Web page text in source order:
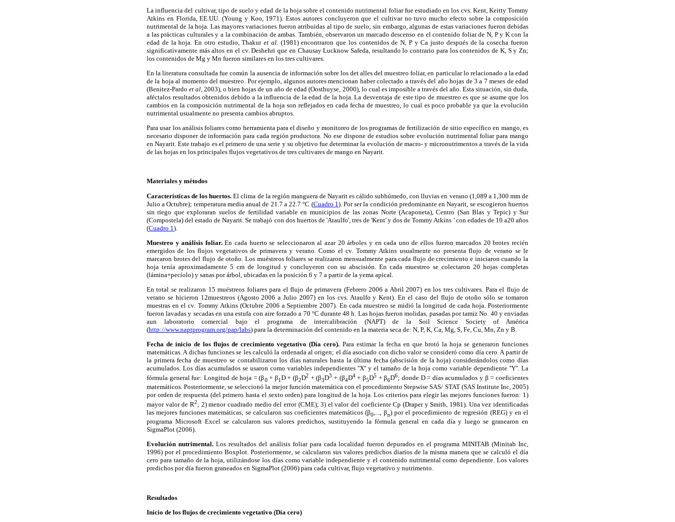
La influencia del cultivar, tipo de suelo y edad de la hoja sobre el contenido nutrimental foliar fue estudiado en los cvs. Kent, Keitty Tommy
Atkins en Florida, EE.UU. (Young y Koo, 1971). Estos autores concluyeron que el cultivar no tuvo mucho efecto sobre la composición
nutrimental de la hoja. Las mayores variaciones fueron atribuidas al tipo de suelo; sin embargo, algunas de estas variaciones fueron debidas
a las prácticas culturales y a la combinación de ambas. También, observaron un marcado descenso en el contenido foliar de N, P y K con la
edad de la hoja. En otro estudio, Thakuret al. (1981) encontraron que los contenidos de N, P y Ca justo después de la cosecha fueron
significativamente más altos en el cv. Deshehri que en Chausay Lucknow Safeda, resultando lo contrario para los contenidos de K, S y Zn;
los contenidos de Mg y Mn fueron similares en los tres cultivares.
En la literatura consultada fue común la ausencia de información sobre los det alles del muestreo foliar, en particular lo relacionado a la edad
de la hoja al momento del muestreo. Por ejemplo, algunos autores mencionan haber colectado a través del año hojas de 3 a 7 meses de edad
(Benitez-Pardoet al, 2003), o bien hojas de un año de edad (Oosthuyse, 2000), lo cual es imposible a través del año. Esta situación, sin duda,
aféctalos resultados obtenidos debido a la influencia de la edad de la hoja. La desventaja de este tipo de muestreo es que se asume que los
cambios en la composición nutrimental de la hoja son reflejados en cada fecha de muestreo, lo cual es poco probable ya que la evolución
nutrimental usualmente no presenta cambios abruptos.
Para usar los análisis foliares como herramienta para el diseño y monitoreo de los programas de fertilización de sitio específico en mango, es
necesario disponer de información para cada región productora. No ese dispone de estudios sobre evolución nutrimental foliar para mango
en Nayarit. Este trabajo es el primero de una serie y su objetivo fue determinar la evolución de macro- y micronutrimentos a través de la vida
de las hojas en los principales flujos vegetativos de tres cultivares de mango en Nayarit.
Materiales y métodos
Características de los huertos. El clima de la región manguera de Nayarit es cálido subhúmedo, con lluvias en verano (1,089 a 1,300 mm de
Julio a Octubre); temperatura media anual de 21.7 a 22.7 °C (Cuadro 1 ). Por ser la condición predominante en Nayarit, se escogieron huertos
sin riego que exploraran suelos de fertilidad variable en municipios de las zonas Norte (Acaponeta), Centro (San Blas y Tepic) y Sur
(Compostela) del estado de Nayarit. Se trabajó con dos huertos de 'Ataulfo', tres de 'Kent' y dos de Tommy Atkins ' con edades de 10 a20 años
(Cuadro 1 ).
Muestreo y análisis foliar.En cada huerto se seleccionaron al azar 20 árboles y en cada uno de ellos fueron marcados 20 brotes recién
emergidos de los flujos vegetativos de primavera y verano. Como el cv. Tommy Atkins usualmente no presenta flujo de verano se le
marcaron brotes del flujo de otoño. Los muéstreos foliares se realizaron mensualmente para cada flujo de crecimiento e iniciaron cuando la
hoja tenía aproximadamente 5 cm de longitud y concluyeron con su abscisión. En cada muestreo se colectaron 20 hojas completas
(lámina+pecíolo) y sanas por árbol, ubicadas en la posición 6 y 7 a partir de la yema apical.
En total se realizaron 15 muéstreos foliares para el flujo de primavera (Febrero 2006 a Abril 2007) en los tres cultivares. Para el flujo de
verano se hicieron 12muestreos (Agosto 2006 a Julio 2007) en los cvs. Ataulfo y Kent). En el caso del flujo de otoño sólo se tomaron
muestras en el cv. Tommy Atkins (Octubre 2006 a Septiembre 2007). En cada muestreo se midió la longitud de cada hoja. Posteriormente
fueron lavadas y secadas en una estufa con aire forzado a 70 °C durante 48 h. Las hojas fueron molidas, pasadas por tamiz No. 40 y enviadas
aun laboratorio comercial bajo el programa de intercalibración (NAPT) de la Soil Science Society of América
(http://www.naptprogram.org/pap/labs) para la determinación del contenido en la materia seca de: N, P, K, Ca, Mg, S, Fe, Cu, Mn, Zn y B.
Fecha de inicio de los flujos de crecimiento vegetativo (Día cero). Para estimar la fecha en que brotó la hoja se generaron funciones
matemáticas. A dichas funciones se les calculó la ordenada al origen; el día asociado con dicho valor se consideró como día cero. A partir de
la primera fecha de muestreo se contabilizaron los días naturales hasta la última fecha (abscisión de la hoja) considerándolos como días
acumulados. Los días acumulados se usaron como variables independientes ''X'' y el tamaño de la hoja como variable dependiente ''Y''. La
fórmula general fue: Longitud de hoja = (β0 + β1D + (β2D2 + (β3D3 + (β4D4+ β5D5 + β6D6; donde D = días acumulados y β = coeficientes
matemáticos. Posteriormente, se seleccionó la mejor función matemática con el procedimiento Stepwise SAS/ STAT (SAS Institute Inc, 2005)
por orden de respuesta (del primero hasta el sexto orden) para longitud de la hoja. Los criterios para elegir las mejores funciones fueron: 1)
mayor valor de R2; 2) menor cuadrado medio del error (CME); 3) el valor del coeficiente Cp (Draper y Smith, 1981). Una vez identificadas
las mejores funciones matemáticas, se calcularon sus coeficientes matemáticos (β0,..., βn) por el procedimiento de regresión (REG) y en el
programa Microsoft Excel se calcularon sus valores predichos, sustituyendo la fórmula general en cada día y luego se granearon en
SigmaPlot (2006).
Evolución nutrimental.Los resultados del análisis foliar para cada localidad fueron depurados en el programa MINITAB (Minitab Inc,
1996) por el procedimiento Boxplot. Posteriormente, se calcularon sus valores predichos diarios de la misma manera que se calculó el día
cero para tamaño de la hoja, utilizándose los días como variable independiente y el contenido nutrimental como dependiente. Los valores
predichos por día fueron graneados en SigmaPlot (2006) para cada cultivar, flujo vegetativo y nutrimento.
Resultados
Inicio de los flujos de crecimiento vegetativo (Día cero)